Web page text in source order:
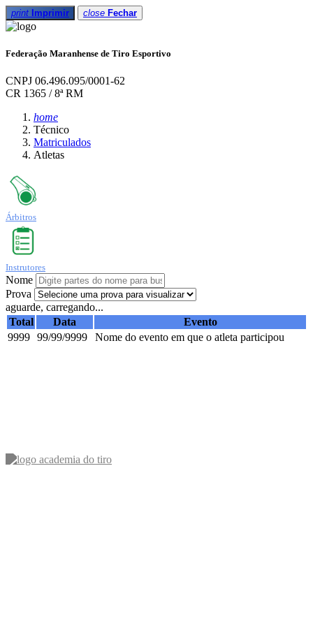
print Imprimir close Fechar
Federação Maranhense de Tiro Esportivo
CNPJ 06.496.095/0001-62
CR 1365 / 8ª RM
home
Técnico
Matriculados
Atletas
Árbitros
Instrutores
Nome
Prova
aguarde, carregando...
Total
Data
Evento
9999 99/99/9999 Nome do evento em que o atleta participou